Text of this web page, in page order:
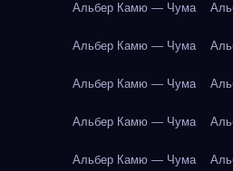
Альбер Камю — Чума
Альбер Камю — Чума
Альбер Камю — Чума
Альбер Камю — Чума
Альбер Камю — Чума